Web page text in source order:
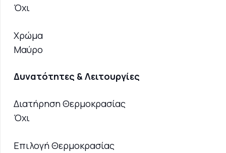
Όχι
Χρώμα
Μαύρο
Δυνατότητες & Λειτουργίες
Διατήρηση Θερμοκρασίας
Όχι
Επιλογή Θερμοκρασίας